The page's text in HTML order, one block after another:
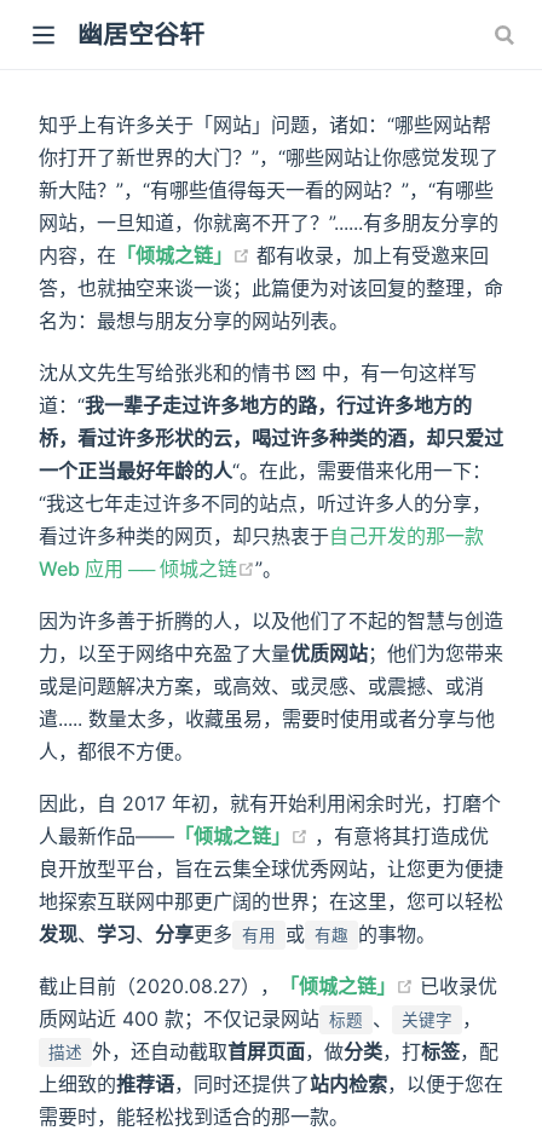
幽居空谷轩
知乎上有许多关于「网站」问题，诸如：“哪些网站帮
你打开了新世界的大门？”，“哪些网站让你感觉发现了
新大陆？”，“有哪些值得每天一看的网站？”，“有哪些
网站，一旦知道，你就离不开了？”......有多朋友分享的
内容，在 「倾城之链」
都有收录，加上有受邀来回
答，也就抽空来谈一谈；此篇便为对该回复的整理，命
名为：最想与朋友分享的网站列表。
沈从文先生写给张兆和的情书 💌 中，有一句这样写
道：“我一辈子走过许多地方的路，行过许多地方的
桥，看过许多形状的云，喝过许多种类的酒，却只爱过
一个正当最好年龄的人“。在此，需要借来化用一下：
“我这七年走过许多不同的站点，听过许多人的分享，
看过许多种类的网页，却只热衷于自己开发的那一款
Web 应用 ── 倾城之链
”。
因为许多善于折腾的人，以及他们了不起的智慧与创造
力，以至于网络中充盈了大量优质网站；他们为您带来
或是问题解决方案，或高效、或灵感、或震撼、或消
遣..... 数量太多，收藏虽易，需要时使用或者分享与他
人，都很不方便。
因此，自 2017 年初，就有开始利用闲余时光，打磨个
人最新作品—— 「倾城之链」
，有意将其打造成优
良开放型平台，旨在云集全球优秀网站，让您更为便捷
地探索互联网中那更广阔的世界；在这里，您可以轻松
发现、 学习、 分享更多 有用 或 有趣 的事物。
截止目前（2020.08.27）， 「倾城之链」
已收录优
质网站近 400 款；不仅记录网站 标题 、 关键字 ，
描述 外，还自动截取首屏页面，做分类，打标签，配
上细致的推荐语，同时还提供了站内检索，以便于您在
需要时，能轻松找到适合的那一款。